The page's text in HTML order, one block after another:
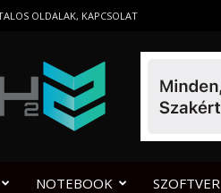
OLDALAK, KAPCSOLAT
NOTEBOOK SZOFTVER